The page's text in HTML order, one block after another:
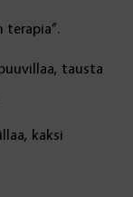
terapia”.
tausta
kaksi